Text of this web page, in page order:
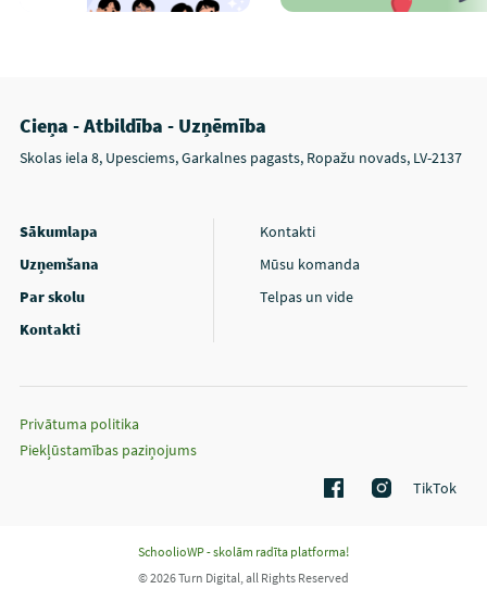
Cieņa - Atbildība - Uzņēmība
Skolas iela 8, Upesciems, Garkalnes pagasts, Ropažu novads, LV-2137
Sākumlapa
Uzņemšana
Par skolu
Kontakti
Kontakti
Mūsu komanda
Telpas un vide
Privātuma politika
Piekļūstamības paziņojums
TikTok
SchoolioWP - skolām radīta platforma!
© 2026 Turn Digital, all Rights Reserved